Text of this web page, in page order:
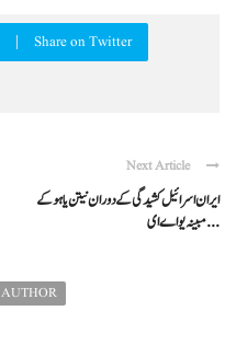
Share on Twitter
Next Article
ایران اسرائیل کشیدگی کے دوران نیتن یاہو کے
مبینہ یو اے ای ...